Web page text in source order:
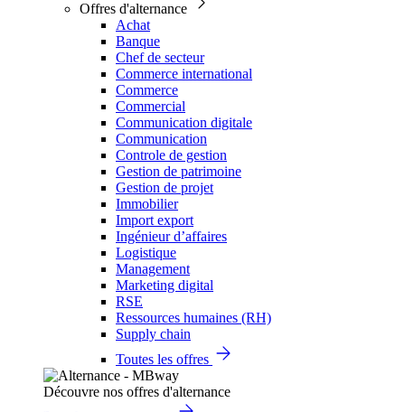
Offres d'alternance
Achat
Banque
Chef de secteur
Commerce international
Commerce
Commercial
Communication digitale
Communication
Controle de gestion
Gestion de patrimoine
Gestion de projet
Immobilier
Import export
Ingénieur d’affaires
Logistique
Management
Marketing digital
RSE
Ressources humaines (RH)
Supply chain
Toutes les offres
Découvre nos offres d'alternance